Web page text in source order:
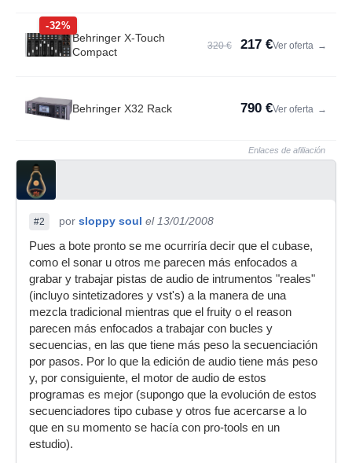
-32%
Behringer X-Touch
Compact
320 € 217 €Ver oferta →
Behringer X32 Rack 790 €Ver oferta →
Enlaces de afiliación
#2 por sloppy soul el 13/01/2008
Pues a bote pronto se me ocurriría decir que el cubase,
como el sonar u otros me parecen más enfocados a
grabar y trabajar pistas de audio de intrumentos "reales"
(incluyo sintetizadores y vst's) a la manera de una
mezcla tradicional mientras que el fruity o el reason
parecen más enfocados a trabajar con bucles y
secuencias, en las que tiene más peso la secuenciación
por pasos. Por lo que la edición de audio tiene más peso
y, por consiguiente, el motor de audio de estos
programas es mejor (supongo que la evolución de estos
secuenciadores tipo cubase y otros fue acercarse a lo
que en su momento se hacía con pro-tools en un
estudio).